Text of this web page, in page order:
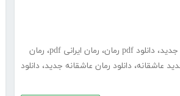
جدید، دانلود pdf رمان ، رمان ایرانی pdf ، رمان
عاشقانه، دانلود رمان عاشقانه جدید، دانلود